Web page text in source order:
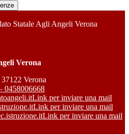
Statale Agli Angeli Verona
Verona
Verona
0458006668
Link per inviare una mail
Link per inviare una mail
Link per inviare una mail